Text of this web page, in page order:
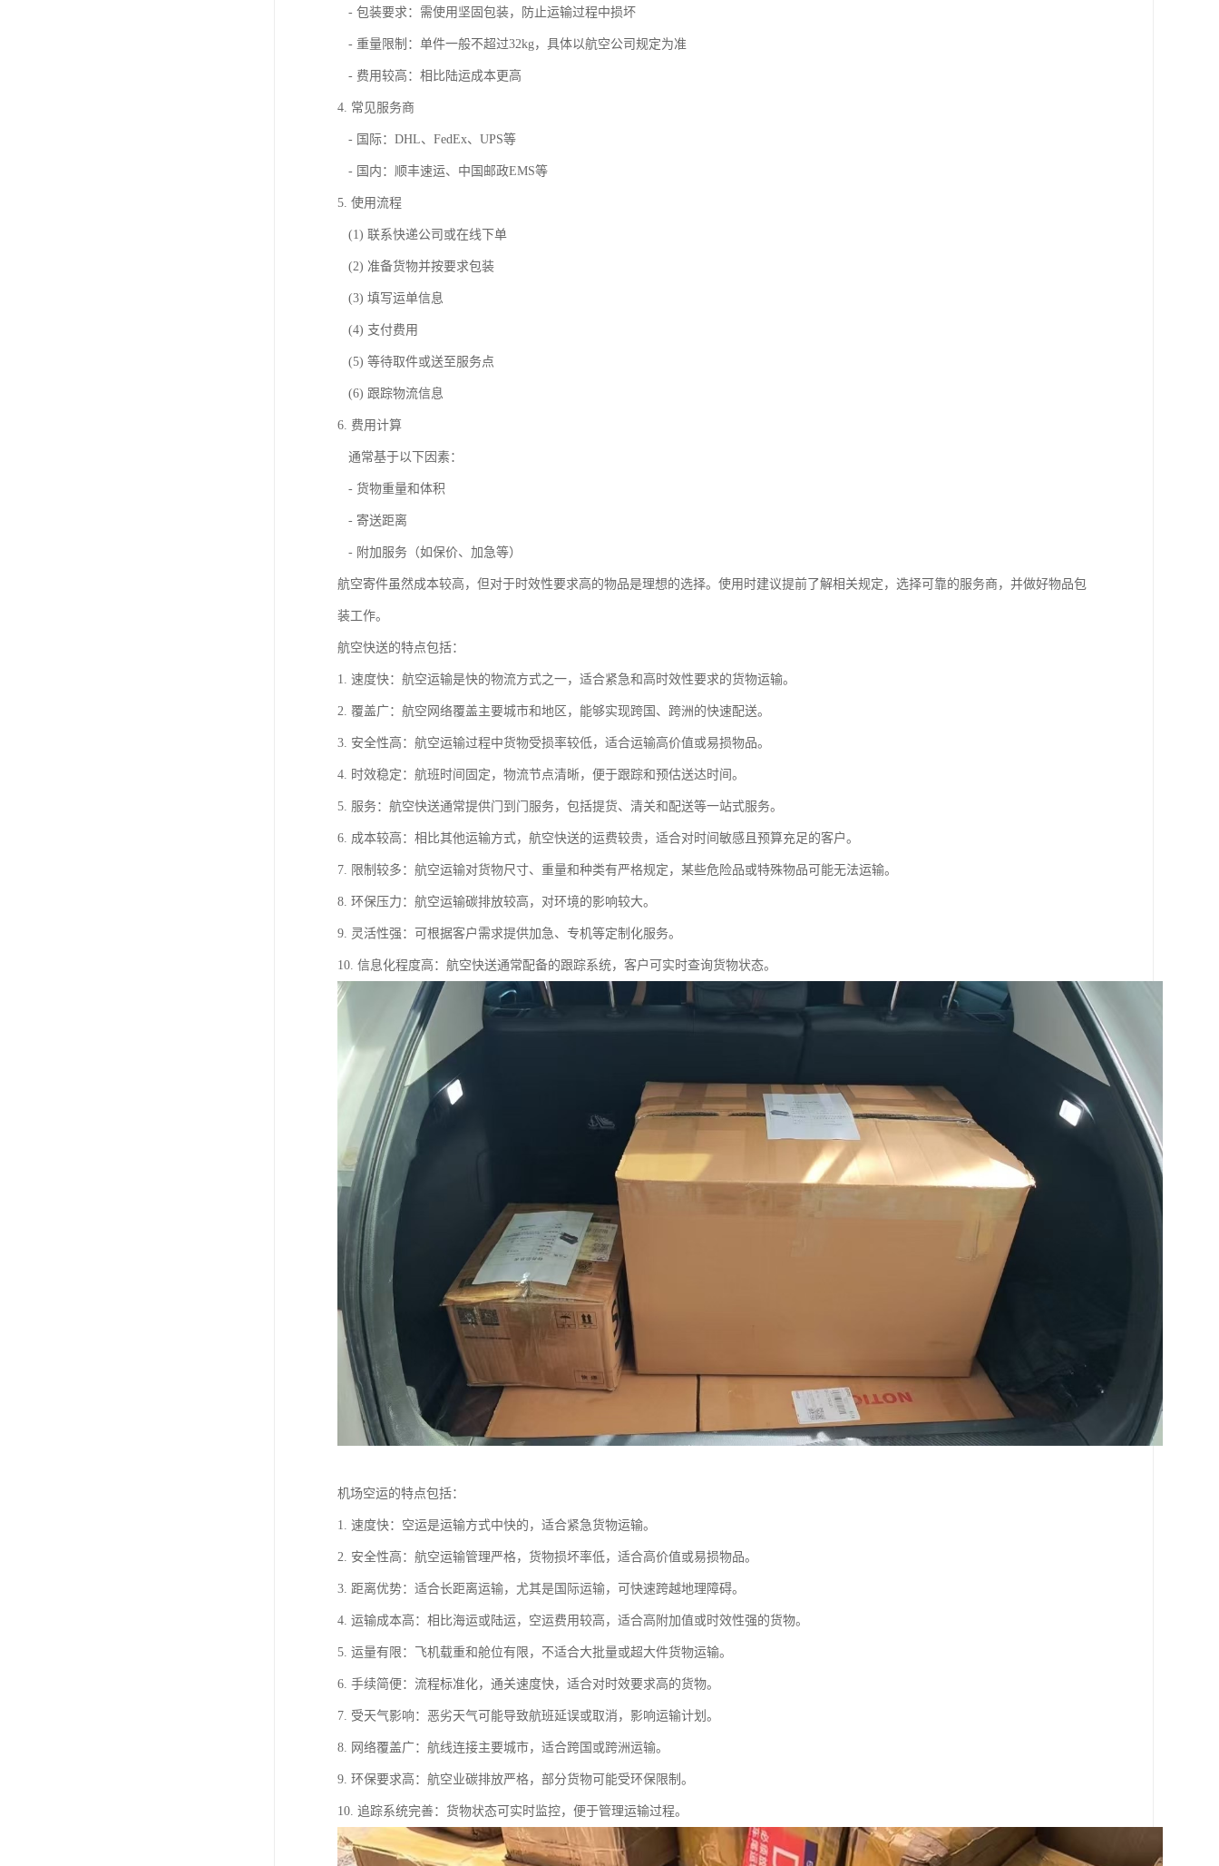
- 包装要求：需使用坚固包装，防止运输过程中损坏
- 重量限制：单件一般不超过32kg，具体以航空公司规定为准
- 费用较高：相比陆运成本更高
4. 常见服务商
- 国际：DHL、FedEx、UPS等
- 国内：顺丰速运、中国邮政EMS等
5. 使用流程
(1) 联系快递公司或在线下单
(2) 准备货物并按要求包装
(3) 填写运单信息
(4) 支付费用
(5) 等待取件或送至服务点
(6) 跟踪物流信息
6. 费用计算
通常基于以下因素：
- 货物重量和体积
- 寄送距离
- 附加服务（如保价、加急等）
航空寄件虽然成本较高，但对于时效性要求高的物品是理想的选择。使用时建议提前了解相关规定，选择可靠的服务商，并做好物品包
装工作。
航空快送的特点包括：
1. 速度快：航空运输是快的物流方式之一，适合紧急和高时效性要求的货物运输。
2. 覆盖广：航空网络覆盖主要城市和地区，能够实现跨国、跨洲的快速配送。
3. 安全性高：航空运输过程中货物受损率较低，适合运输高价值或易损物品。
4. 时效稳定：航班时间固定，物流节点清晰，便于跟踪和预估送达时间。
5. 服务：航空快送通常提供门到门服务，包括提货、清关和配送等一站式服务。
6. 成本较高：相比其他运输方式，航空快送的运费较贵，适合对时间敏感且预算充足的客户。
7. 限制较多：航空运输对货物尺寸、重量和种类有严格规定，某些危险品或特殊物品可能无法运输。
8. 环保压力：航空运输碳排放较高，对环境的影响较大。
9. 灵活性强：可根据客户需求提供加急、专机等定制化服务。
10. 信息化程度高：航空快送通常配备的跟踪系统，客户可实时查询货物状态。
机场空运的特点包括：
1. 速度快：空运是运输方式中快的，适合紧急货物运输。
2. 安全性高：航空运输管理严格，货物损坏率低，适合高价值或易损物品。
3. 距离优势：适合长距离运输，尤其是国际运输，可快速跨越地理障碍。
4. 运输成本高：相比海运或陆运，空运费用较高，适合高附加值或时效性强的货物。
5. 运量有限：飞机载重和舱位有限，不适合大批量或超大件货物运输。
6. 手续简便：流程标准化，通关速度快，适合对时效要求高的货物。
7. 受天气影响：恶劣天气可能导致航班延误或取消，影响运输计划。
8. 网络覆盖广：航线连接主要城市，适合跨国或跨洲运输。
9. 环保要求高：航空业碳排放严格，部分货物可能受环保限制。
10. 追踪系统完善：货物状态可实时监控，便于管理运输过程。